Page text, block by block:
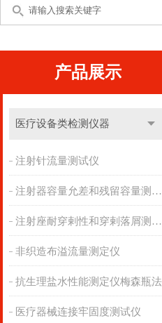
产品展示
医疗设备类检测仪器
注射针流量测试仪
注射器容量允差和残留容量测试仪
注射座耐穿剌性和穿剌落屑测试仪
非织造布溢流量测定仪
抗生理盐水性能测定仪梅森瓶法
医疗器械连接牢固度测试仪